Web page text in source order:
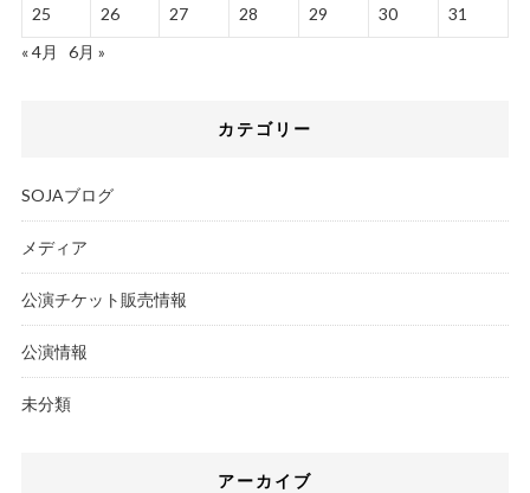
25 26 27 28 29 30
31
« 4月
6月 »
カテゴリー
SOJAブログ
メディア
公演チケット販売情報
公演情報
未分類
アーカイブ